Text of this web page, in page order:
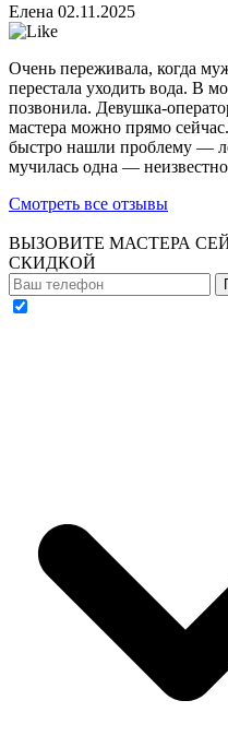
Елена 02.11.2025
Очень переживала, когда
перестала уходить вода. В
позвонила. Девушка-
мастера можно прямо
быстро нашли проблему —
мучилась одна —
Смотреть все отзывы
ВЫЗОВИТЕ МАСТЕРА
СКИДКОЙ